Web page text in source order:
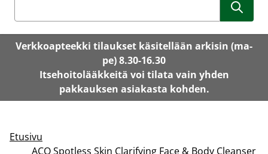
Verkkoapteekki tilaukset käsitellään arkisin (ma-
pe) 8.30-16.30
Itsehoitolääkkeitä voi tilata vain yhden
pakkauksen asiakasta kohden.
Etusivu
ACO Spotless Skin Clarifying Face & Body Cleanser